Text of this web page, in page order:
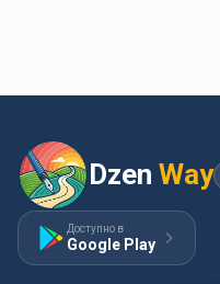
Dzen Way
Доступно в
Google Play